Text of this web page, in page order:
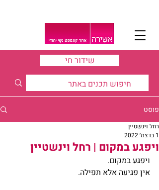
שידור חי
פוסט
ויפגע במקום | רחל וינשטיין
רחל וינשטיין
1 בדצמ׳ 2022
ויפגע במקום.
אין פגיעה אלא תפילה.